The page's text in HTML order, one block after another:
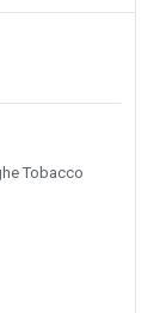
Tobacco